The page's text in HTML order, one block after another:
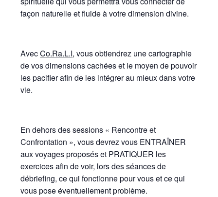
façon naturelle et fluide à votre dimension divine.
AvecCo.Ra.L.I, vous obtiendrez une cartographie
de vos dimensions cachées et le moyen de pouvoir
les pacifier afin de les intégrer au mieux dans votre
vie.
En dehors des sessions « Rencontre et
Confrontation », vous devrez vous ENTRAÎNER
aux voyages proposés et PRATIQUER les
exercices afin de voir, lors des séances de
débriefing, ce qui fonctionne pour vous et ce qui
vous pose éventuellement problème.